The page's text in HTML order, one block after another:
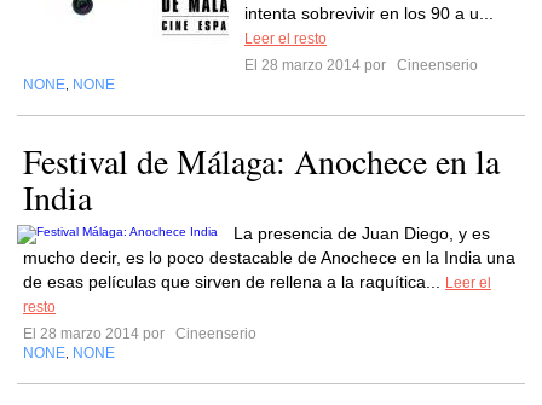
intenta sobrevivir en los 90 a u...
Leer el resto
El 28 marzo 2014 por
Cineenserio
NONE NONE
Festival de Málaga: Anochece en la
India
La presencia de Juan Diego, y es
mucho decir, es lo poco destacable de Anochece en la India una
de esas películas que sirven de rellena a la raquítica...
Leer el
resto
El 28 marzo 2014 por
Cineenserio
NONE NONE